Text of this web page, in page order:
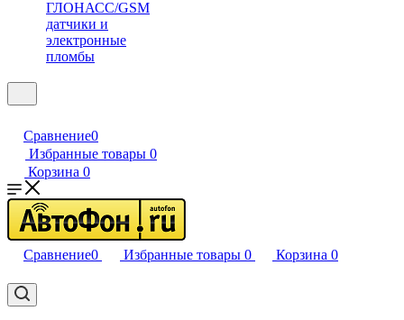
ГЛОНАСС/GSM
датчики и
электронные
пломбы
Сравнение0
Избранные товары 0
Корзина 0
Сравнение0 Избранные товары 0 Корзина 0